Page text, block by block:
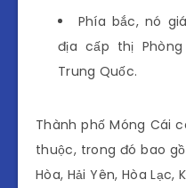
Phía bắc, nó
địa cấp thị Phòng
Trung Quốc.
Thành phố Móng Cái
thuộc, trong đó bao
Hòa, Hải Yên, Hòa Lạc,